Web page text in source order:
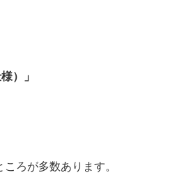
）」
ろが多数あります。